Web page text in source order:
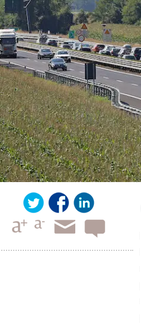
Na avtocesti A4 nastajajo daljši